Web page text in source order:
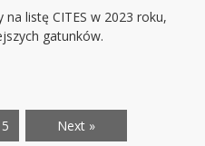
listę CITES w 2023 roku,
gatunków.
5 Next »